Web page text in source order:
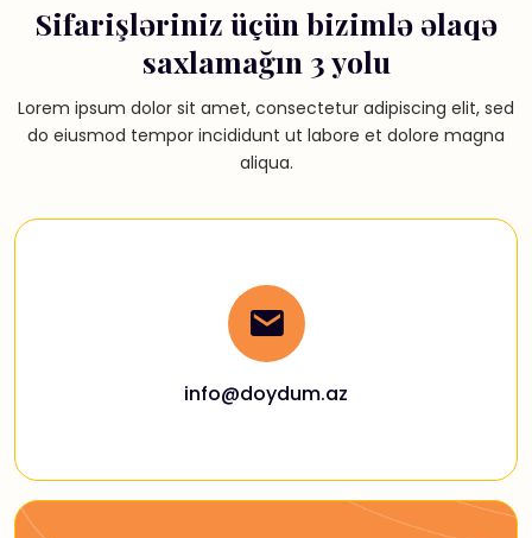
Sifarişləriniz üçün bizimlə əlaqə
saxlamağın 3 yolu
Lorem ipsum dolor sit amet, consectetur adipiscing elit, sed
do eiusmod tempor incididunt ut labore et dolore magna
aliqua.
info@doydum.az